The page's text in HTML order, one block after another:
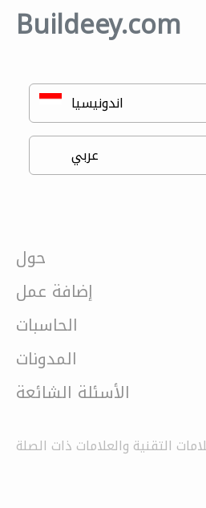
Buildeey.com
حول
إضافة عمل
الحاسبات
المدونات
الأسئلة الشائعة
التقنية والعلامات ذات الصلة